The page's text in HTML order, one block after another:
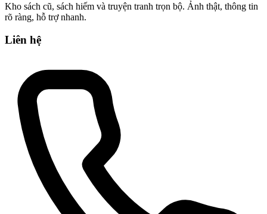
Kho sách cũ, sách hiếm và truyện tranh trọn bộ. Ảnh thật, thông tin
rõ ràng, hỗ trợ nhanh.
Liên hệ